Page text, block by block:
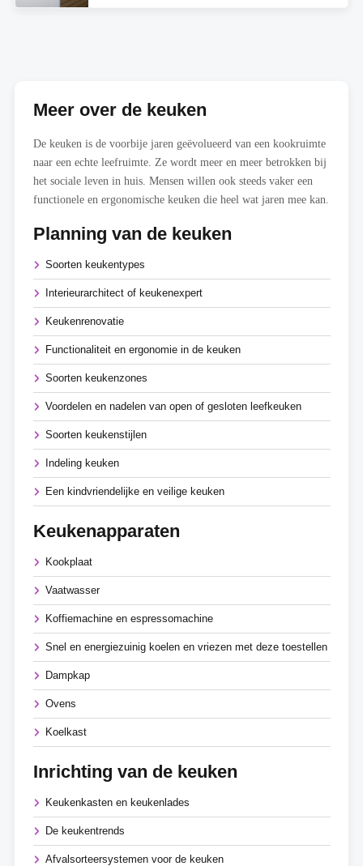
Meer over de keuken
De keuken is de voorbije jaren geëvolueerd van een kookruimte
naar een echte leefruimte. Ze wordt meer en meer betrokken bij
het sociale leven in huis. Mensen willen ook steeds vaker een
functionele en ergonomische keuken die heel wat jaren mee kan.
Planning van de keuken
Soorten keukentypes
Interieurarchitect of keukenexpert
Keukenrenovatie
Functionaliteit en ergonomie in de keuken
Soorten keukenzones
Voordelen en nadelen van open of gesloten leefkeuken
Soorten keukenstijlen
Indeling keuken
Een kindvriendelijke en veilige keuken
Keukenapparaten
Kookplaat
Vaatwasser
Koffiemachine en espressomachine
Snel en energiezuinig koelen en vriezen met deze toestellen
Dampkap
Ovens
Koelkast
Inrichting van de keuken
Keukenkasten en keukenlades
De keukentrends
Afvalsorteersystemen voor de keuken